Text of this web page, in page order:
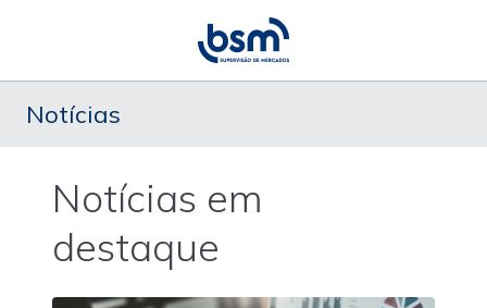
Notícias
Notícias em
destaque